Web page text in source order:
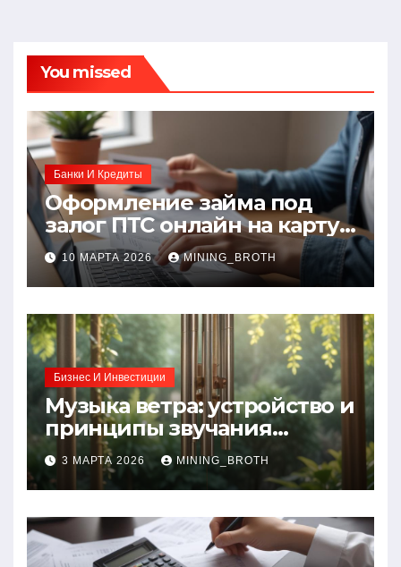
You missed
Банки И Кредиты
Оформление займа под
залог ПТС онлайн на карту
без визита в офис: порядок,
требования и документы
10 МАРТА 2026 MINING_BROTH
Бизнес И Инвестиции
Музыка ветра: устройство и
принципы звучания
колокольчиков
3 МАРТА 2026 MINING_BROTH